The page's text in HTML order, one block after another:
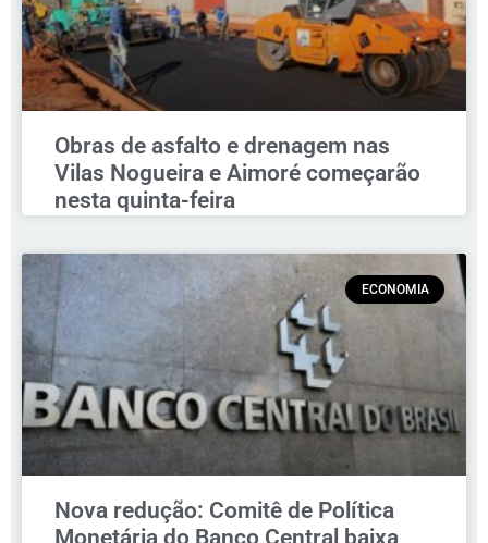
Obras de asfalto e drenagem nas
Vilas Nogueira e Aimoré começarão
nesta quinta-feira
ECONOMIA
Nova redução: Comitê de Política
Monetária do Banco Central baixa